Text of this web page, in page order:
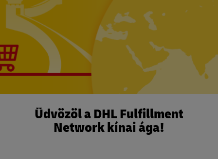
Üdvözöl a DHL Fulfillment
Network kínai ága!